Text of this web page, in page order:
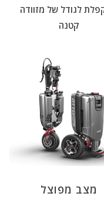
לגודל של מזוודה
קטנה
מצב מפוצל